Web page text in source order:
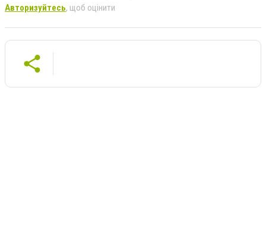
Авторизуйтесь, щоб оцінити